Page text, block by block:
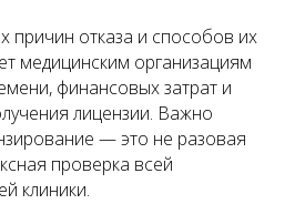
причин отказа и способов их
медицинским организациям
финансовых затрат и
лицензии. Важно
— это не разовая
проверка всей
клиники.